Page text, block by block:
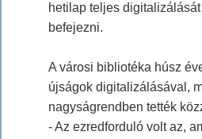
hetilap teljes
befejezni.
A városi bibliotéka húsz
újságok digitalizálásával,
nagyságrendben tették
- Az ezredforduló volt az,